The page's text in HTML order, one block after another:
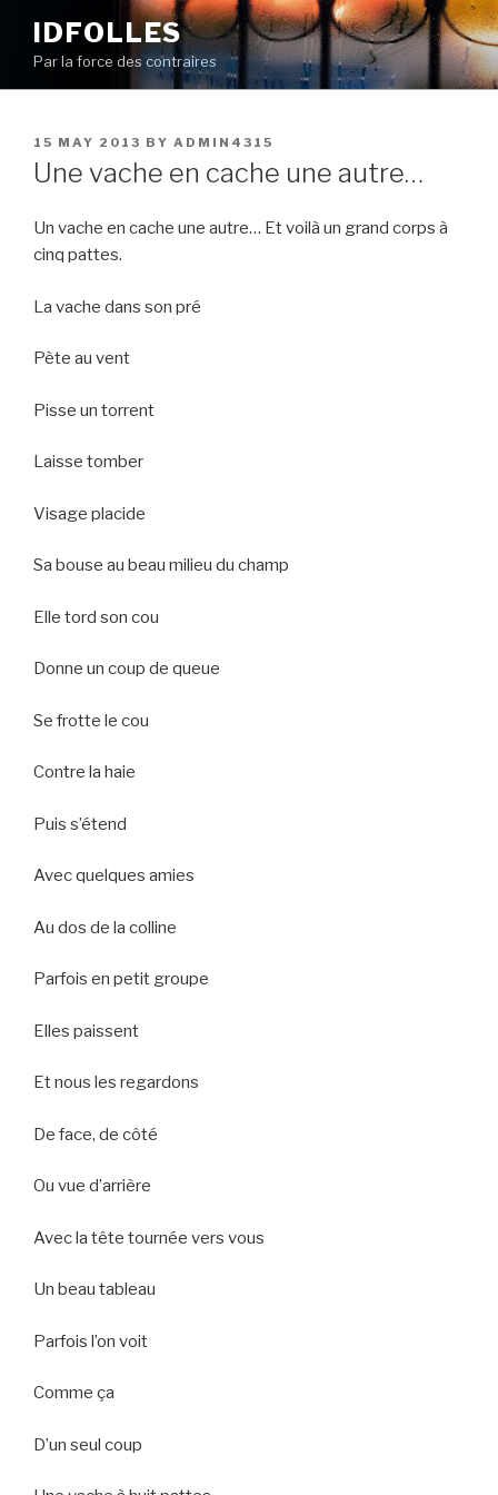
content
IDFOLLES
Par la force des contraires
POSTED
ON
15 MAY 2013 BY ADMIN4315
Une vache en cache une autre…
Un vache en cache une autre… Et voilà un grand corps à
cinq pattes.
La vache dans son pré
Pète au vent
Pisse un torrent
Laisse tomber
Visage placide
Sa bouse au beau milieu du champ
Elle tord son cou
Donne un coup de queue
Se frotte le cou
Contre la haie
Puis s’étend
Avec quelques amies
Au dos de la colline
Parfois en petit groupe
Elles paissent
Et nous les regardons
De face, de côté
Ou vue d’arrière
Avec la tête tournée vers vous
Un beau tableau
Parfois l’on voit
Comme ça
D’un seul coup